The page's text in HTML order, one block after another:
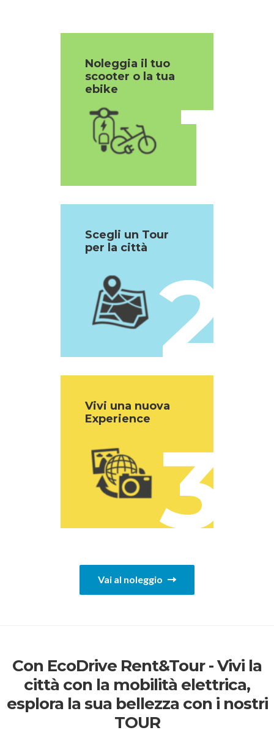
1
Noleggia il tuo
scooter o la tua
ebike
2
Scegli un Tour
per la città
3
Vivi una nuova
Experience
Vai al noleggio
Con EcoDrive Rent&Tour - Vivi la
città con la mobilità elettrica,
esplora la sua bellezza con i nostri
TOUR